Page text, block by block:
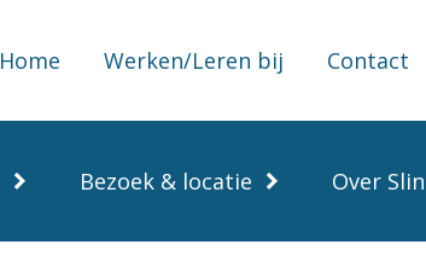
Home Werken/Leren bij Contact
Bezoek & locatie Over